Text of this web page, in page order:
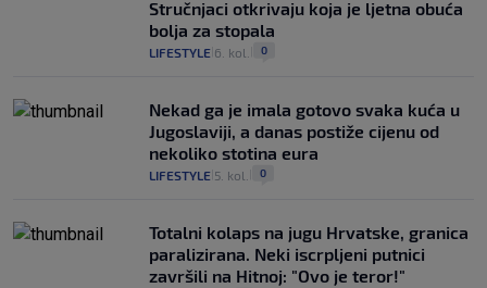
Stručnjaci otkrivaju koja je ljetna obuća
bolja za stopala
LIFESTYLE 6. kol. 0
Nekad ga je imala gotovo svaka kuća u
Jugoslaviji, a danas postiže cijenu od
nekoliko stotina eura
LIFESTYLE 5. kol. 0
Totalni kolaps na jugu Hrvatske, granica
paralizirana. Neki iscrpljeni putnici
završili na Hitnoj: "Ovo je teror!"